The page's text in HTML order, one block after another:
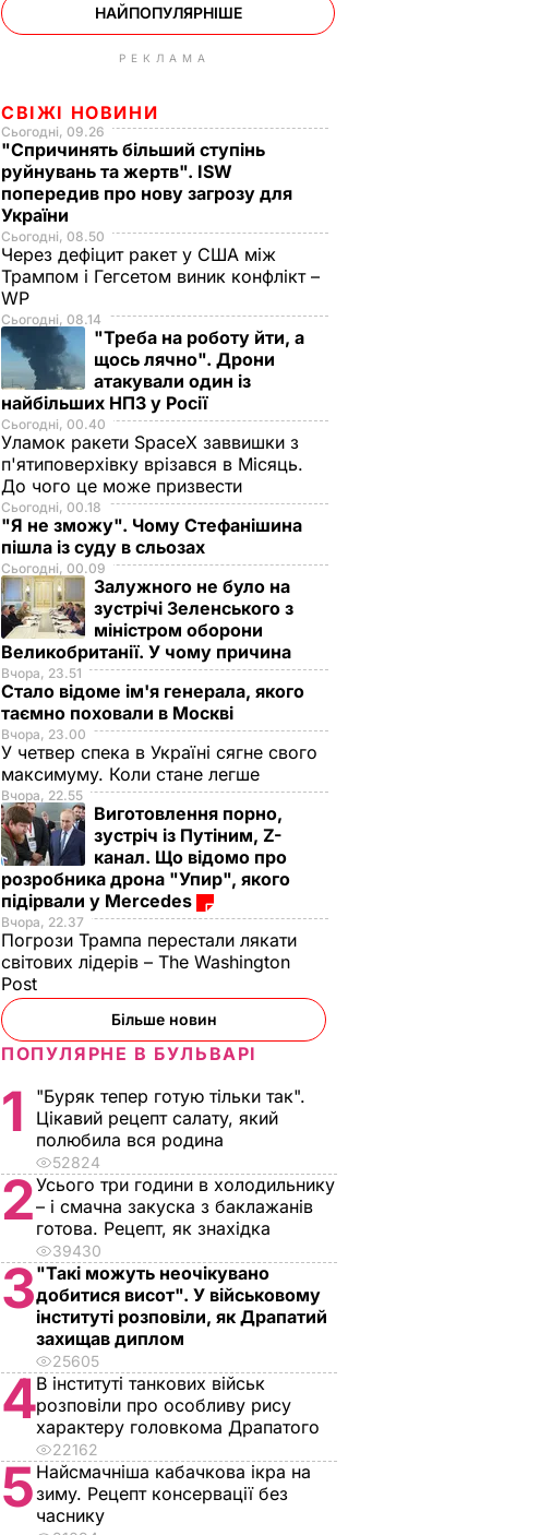
НАЙПОПУЛЯРНІШЕ
РЕКЛАМА
СВІЖІ НОВИНИ
Сьогодні, 09.26
"Спричинять більший ступінь
руйнувань та жертв". ISW
попередив про нову загрозу для
України
Сьогодні, 08.50
Через дефіцит ракет у США між
Трампом і Гегсетом виник конфлікт –
WP
Сьогодні, 08.14
"Треба на роботу йти, а
щось лячно". Дрони
атакували один із
найбільших НПЗ у Росії
Сьогодні, 00.40
Уламок ракети SpaceX заввишки з
п'ятиповерхівку врізався в Місяць.
До чого це може призвести
Сьогодні, 00.18
"Я не зможу". Чому Стефанішина
пішла із суду в сльозах
Сьогодні, 00.09
Залужного не було на
зустрічі Зеленського з
міністром оборони
Великобританії. У чому причина
Вчора, 23.51
Стало відоме ім'я генерала, якого
таємно поховали в Москві
Вчора, 23.00
У четвер спека в Україні сягне свого
максимуму. Коли стане легше
Вчора, 22.55
Виготовлення порно,
зустріч із Путіним, Z-
канал. Що відомо про
розробника дрона "Упир", якого
підірвали у Mercedes
Вчора, 22.37
Погрози Трампа перестали лякати
світових лідерів – The Washington
Post
Більше новин
ПОПУЛЯРНЕ В БУЛЬВАРІ
1
"Буряк тепер готую тільки так".
Цікавий рецепт салату, який
полюбила вся родина
52824
2Усього три години в холодильнику
– і смачна закуска з баклажанів
готова. Рецепт, як знахідка
39430
3"Такі можуть неочікувано
добитися висот". У військовому
інституті розповіли, як Драпатий
захищав диплом
25605
4В інституті танкових військ
розповіли про особливу рису
характеру головкома Драпатого
22162
5 Найсмачніша кабачкова ікра на
зиму. Рецепт консервації без
часнику